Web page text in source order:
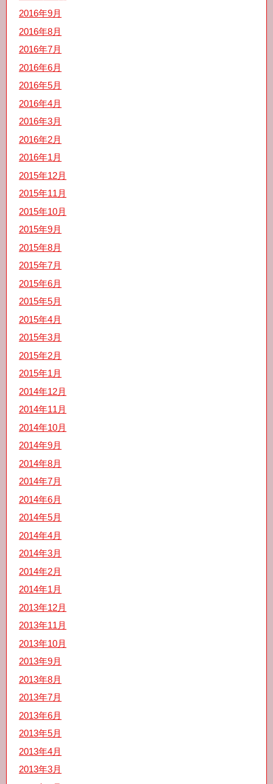
2016年9月
2016年8月
2016年7月
2016年6月
2016年5月
2016年4月
2016年3月
2016年2月
2016年1月
2015年12月
2015年11月
2015年10月
2015年9月
2015年8月
2015年7月
2015年6月
2015年5月
2015年4月
2015年3月
2015年2月
2015年1月
2014年12月
2014年11月
2014年10月
2014年9月
2014年8月
2014年7月
2014年6月
2014年5月
2014年4月
2014年3月
2014年2月
2014年1月
2013年12月
2013年11月
2013年10月
2013年9月
2013年8月
2013年7月
2013年6月
2013年5月
2013年4月
2013年3月